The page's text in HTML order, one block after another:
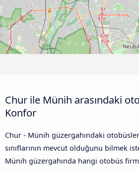
Chur ile Münih arasındaki
Konfor
Chur - Münih güzergahındaki
sınıflarının mevcut olduğunu bilmek
Münih güzergahında hangi otobüs